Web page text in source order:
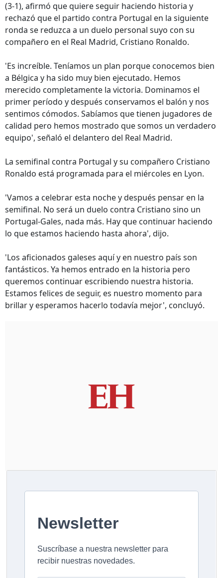
(3-1), afirmó que quiere seguir haciendo historia y
rechazó que el partido contra Portugal en la siguiente
ronda se reduzca a un duelo personal suyo con su
compañero en el Real Madrid, Cristiano Ronaldo.
'Es increíble. Teníamos un plan porque conocemos bien
a Bélgica y ha sido muy bien ejecutado. Hemos
merecido completamente la victoria. Dominamos el
primer período y después conservamos el balón y nos
sentimos cómodos. Sabíamos que tienen jugadores de
calidad pero hemos mostrado que somos un verdadero
equipo', señaló el delantero del Real Madrid.
La semifinal contra Portugal y su compañero Cristiano
Ronaldo está programada para el miércoles en Lyon.
'Vamos a celebrar esta noche y después pensar en la
semifinal. No será un duelo contra Cristiano sino un
Portugal-Gales, nada más. Hay que continuar haciendo
lo que estamos haciendo hasta ahora', dijo.
'Los aficionados galeses aquí y en nuestro país son
fantásticos. Ya hemos entrado en la historia pero
queremos continuar escribiendo nuestra historia.
Estamos felices de seguir, es nuestro momento para
brillar y esperamos hacerlo todavía mejor', concluyó.